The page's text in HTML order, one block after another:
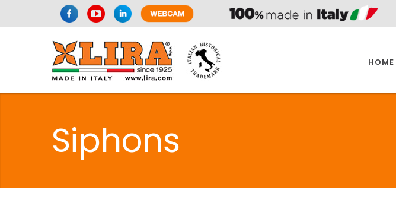
HOME
SPAZIO CUISINE SPAZIO BAIN
Siphons